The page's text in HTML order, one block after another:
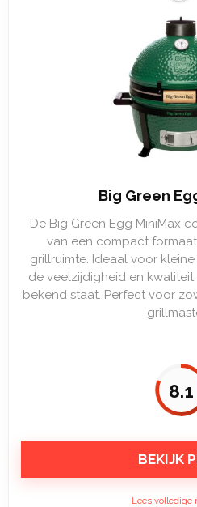
Big Green
De Big Green Egg MiniMax
van een compact
grillruimte. Ideaal voor
de veelzijdigheid en
bekend staat. Perfect voor
8.1
BEKIJK
Lees volledige